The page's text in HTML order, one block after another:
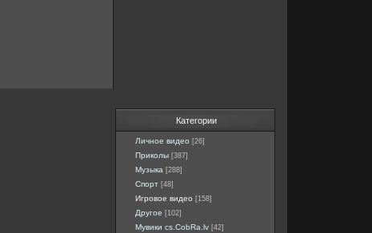
Категории
Личное видео [26]
Приколы [387]
Музыка [288]
Спорт [48]
Игровое видео [158]
Другое [102]
Мувики cs.CobRa.lv [42]